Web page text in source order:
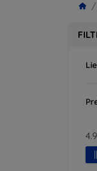
4.9